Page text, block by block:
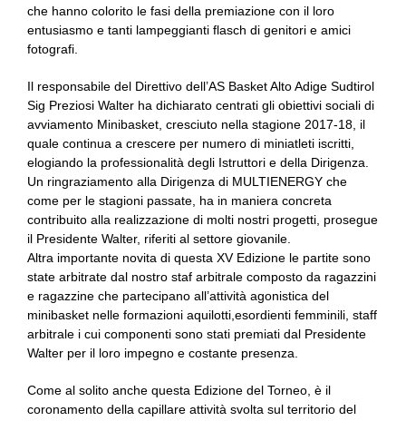
che hanno colorito le fasi della premiazione con il loro
entusiasmo e tanti lampeggianti flasch di genitori e amici
fotografi.
Il responsabile del Direttivo dell’AS Basket Alto Adige Sudtirol
Sig Preziosi Walter ha dichiarato centrati gli obiettivi sociali di
avviamento Minibasket, cresciuto nella stagione 2017-18, il
quale continua a crescere per numero di miniatleti iscritti,
elogiando la professionalità degli Istruttori e della Dirigenza.
Un ringraziamento alla Dirigenza di MULTIENERGY che
come per le stagioni passate, ha in maniera concreta
contribuito alla realizzazione di molti nostri progetti, prosegue
il Presidente Walter, riferiti al settore giovanile.
Altra importante novita di questa XV Edizione le partite sono
state arbitrate dal nostro staf arbitrale composto da ragazzini
e ragazzine che partecipano all’attività agonistica del
minibasket nelle formazioni aquilotti,esordienti femminili, staff
arbitrale i cui componenti sono stati premiati dal Presidente
Walter per il loro impegno e costante presenza.
Come al solito anche questa Edizione del Torneo, è il
coronamento della capillare attività svolta sul territorio del